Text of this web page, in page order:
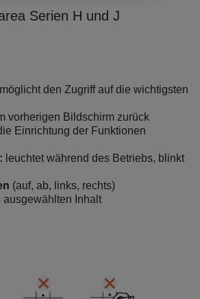
Serien H und J
den Zugriff auf die wichtigsten
vorherigen Bildschirm zurück
Einrichtung der Funktionen
leuchtet während des Betriebs, blinkt
(auf, ab, links, rechts)
ausgewählten Inhalt